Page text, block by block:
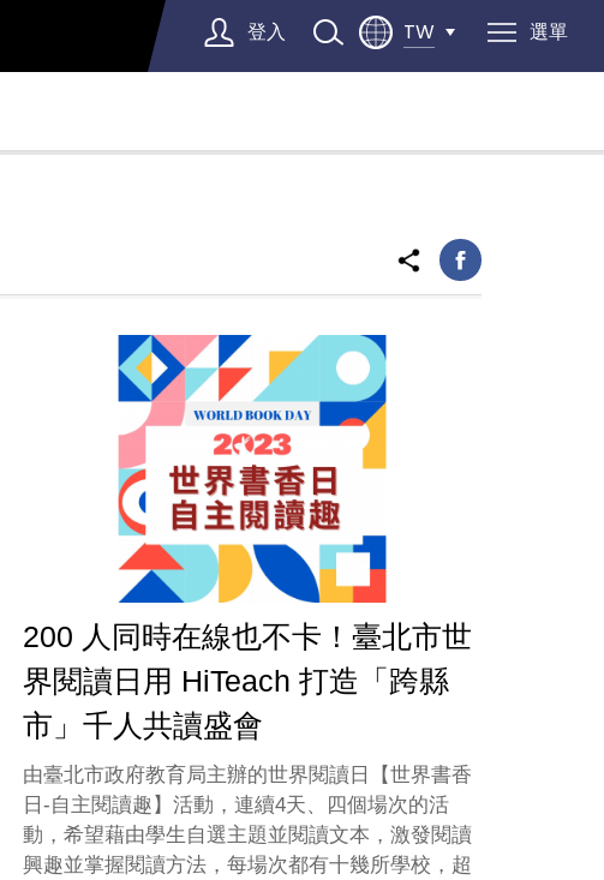
登入 TW 選單
200 人同時在線也不卡！臺北市世
界閱讀日用 HiTeach 打造「跨縣
市」千人共讀盛會
由臺北市政府教育局主辦的世界閱讀日【世界書香
日-自主閱讀趣】活動，連續4天、四個場次的活
動，希望藉由學生自選主題並閱讀文本，激發閱讀
興趣並掌握閱讀方法，每場次都有十幾所學校，超